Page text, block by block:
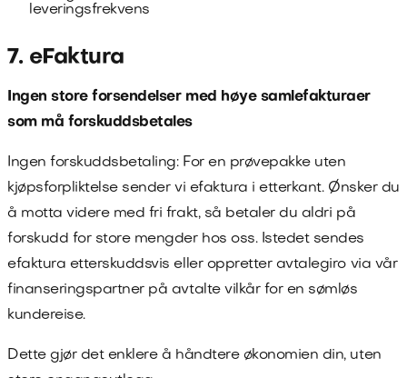
leveringsfrekvens
7. eFaktura
Ingen store forsendelser med høye samlefakturaer
som må forskuddsbetales
Ingen forskuddsbetaling: For en prøvepakke uten
kjøpsforpliktelse sender vi efaktura i etterkant. Ønsker du
å motta videre med fri frakt, så betaler du aldri på
forskudd for store mengder hos oss. Istedet sendes
efaktura etterskuddsvis eller oppretter avtalegiro via vår
finanseringspartner på avtalte vilkår for en sømløs
kundereise.
Dette gjør det enklere å håndtere økonomien din, uten